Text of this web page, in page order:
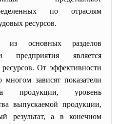
по отраслям
ресурсов.
из основных разделов
предприятия является
От эффективности
многом зависят показатели
продукции, уровень
выпускаемой продукции,
результат, а в конечном